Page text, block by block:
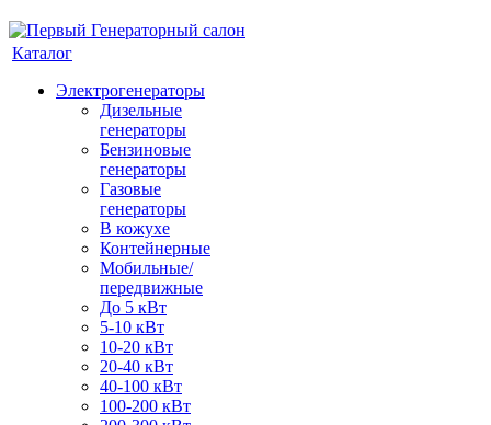
Каталог
Электрогенераторы
Дизельные
генераторы
Бензиновые
генераторы
Газовые
генераторы
В кожухе
Контейнерные
Мобильные/
передвижные
До 5 кВт
5-10 кВт
10-20 кВт
20-40 кВт
40-100 кВт
100-200 кВт